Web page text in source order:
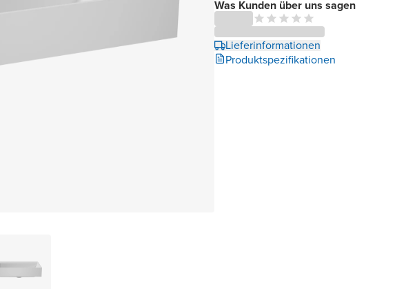
Was Kunden über uns sagen
Lieferinformationen
Produktspezifikationen